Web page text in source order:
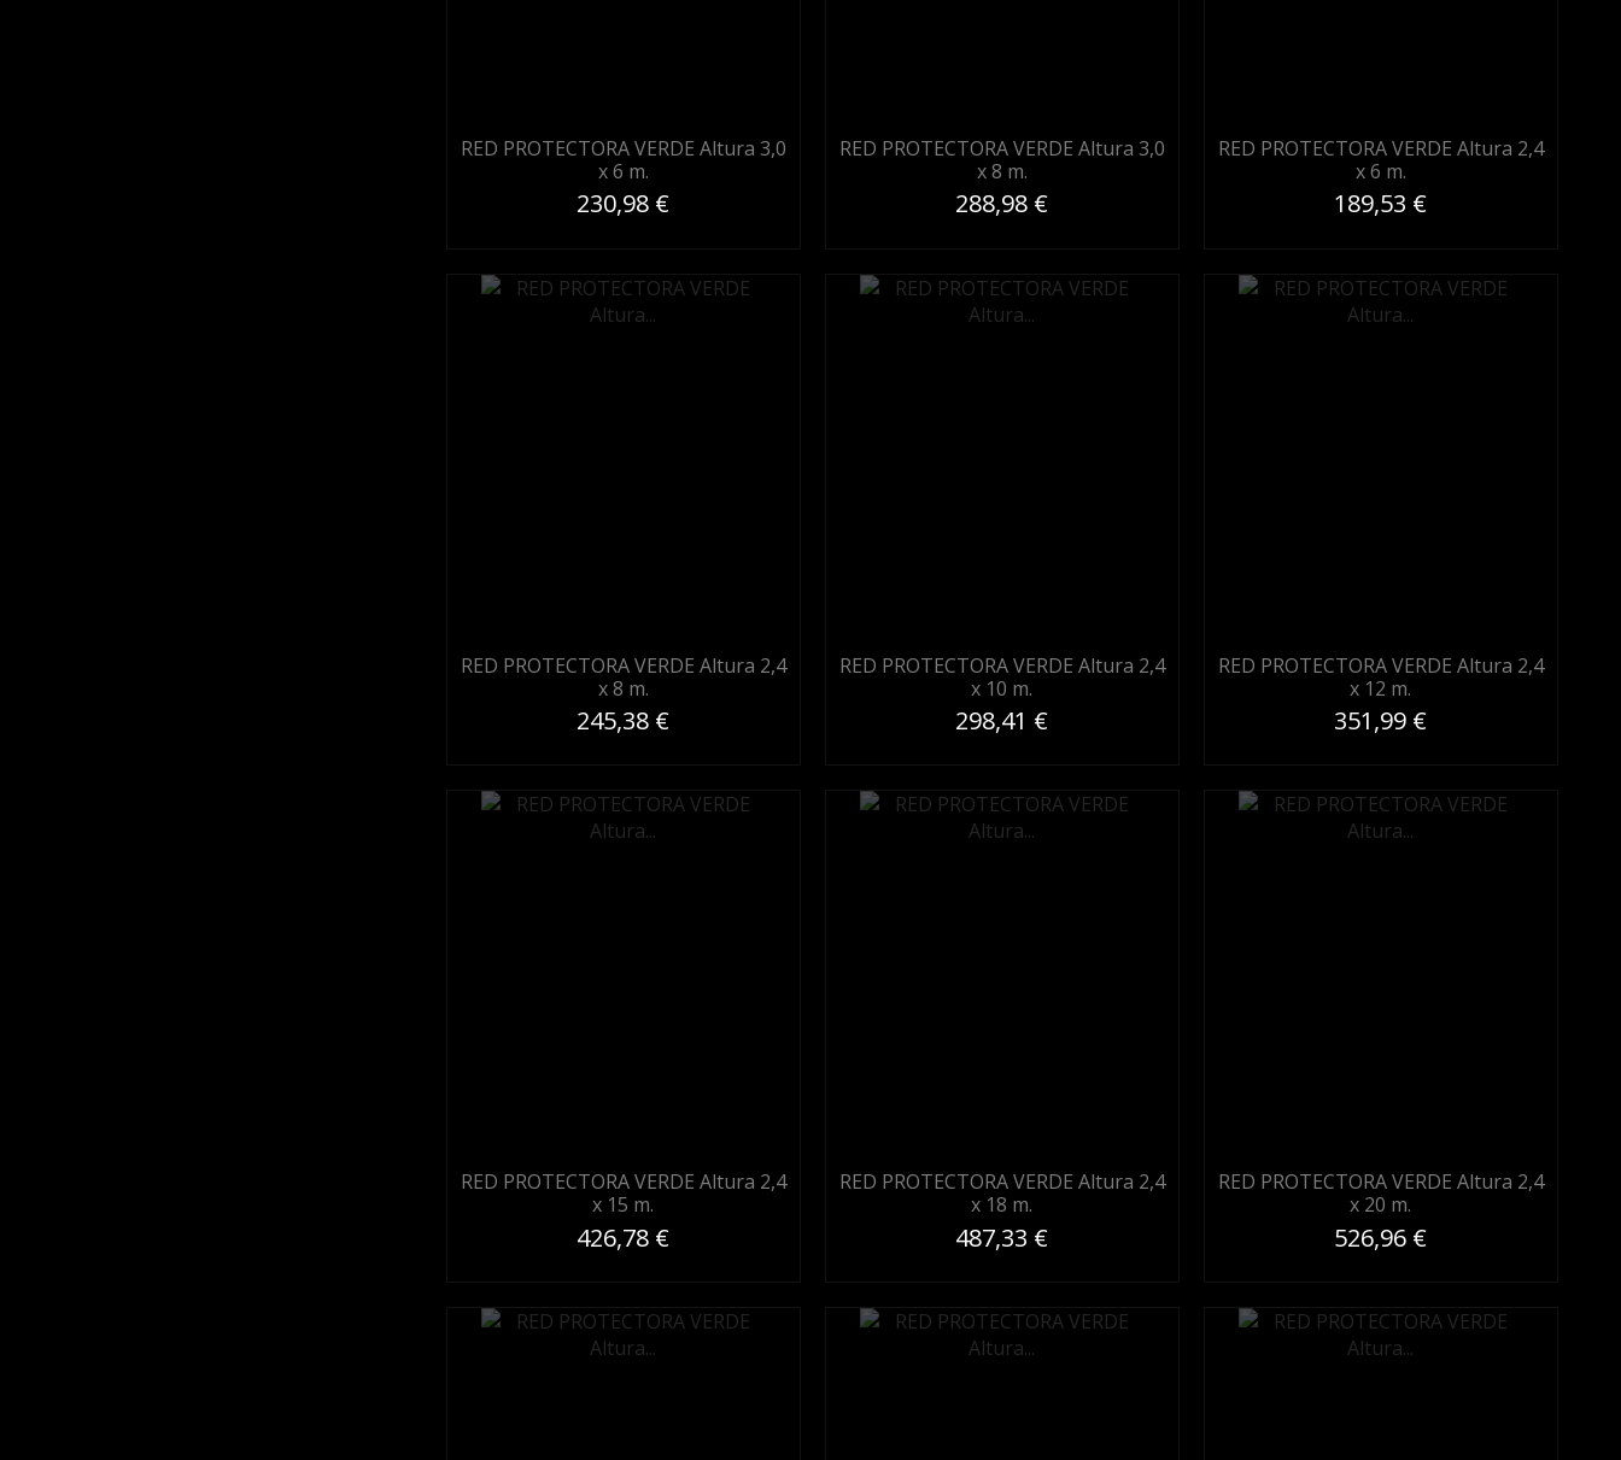
RED PROTECTORA VERDE Altura 3,0
x 6 m.
230,98 €
RED PROTECTORA VERDE Altura 3,0
x 8 m.
288,98 €
RED PROTECTORA VERDE Altura 2,4
x 6 m.
189,53 €
RED PROTECTORA VERDE Altura 2,4
x 8 m.
245,38 €
RED PROTECTORA VERDE Altura 2,4
x 10 m.
298,41 €
RED PROTECTORA VERDE Altura 2,4
x 12 m.
351,99 €
RED PROTECTORA VERDE Altura 2,4
x 15 m.
426,78 €
RED PROTECTORA VERDE Altura 2,4
x 18 m.
487,33 €
RED PROTECTORA VERDE Altura 2,4
x 20 m.
526,96 €